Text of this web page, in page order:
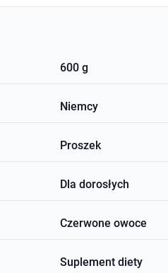
600 g
Niemcy
Proszek
Dla dorosłych
Czerwone owoce
Suplement diety